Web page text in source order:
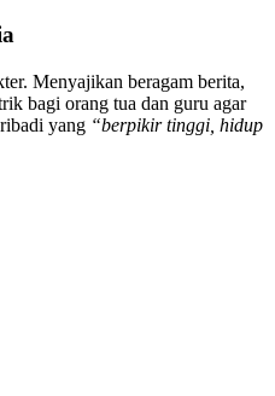
Menyajikan beragam berita,
bagi orang tua dan guru agar
yang “berpikir tinggi, hidup